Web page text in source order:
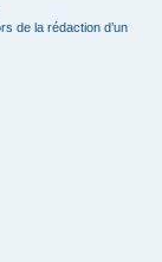
de la rédaction d’un